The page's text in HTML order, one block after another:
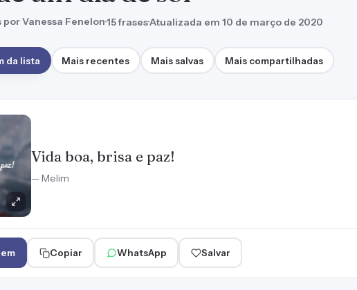
Vanessa Fenelon·15 frases·Atualizada em 10 de março de 2020
da lista Mais recentes Mais salvas Mais compartilhadas
Vida boa, brisa e paz!
— Melim
Copiar WhatsApp Salvar